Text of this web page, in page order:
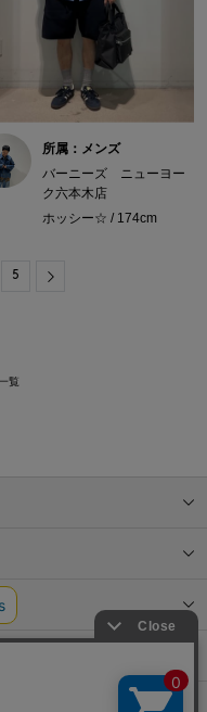
所属：メンズ
バーニーズ ニューヨー
ク六本木店
ホッシー☆ / 174cm
5 Next
覧